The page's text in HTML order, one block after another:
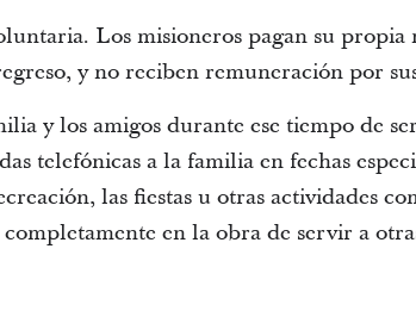
Los misioneros pagan su
y no reciben remuneración por
y los amigos durante ese tiempo de
telefónicas a la familia en fechas
las fiestas u otras actividades
en la obra de servir a